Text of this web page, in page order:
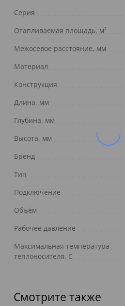
Серия
Отапливаемая площадь, м²
Межосевое расстояние, мм
Материал
Конструкция
Длина, мм
Глубина, мм
Высота, мм
Бренд
Тип
Подключение
Объём
Рабочее давление
Максимальная температура
теплоносителя, С
Смотрите также